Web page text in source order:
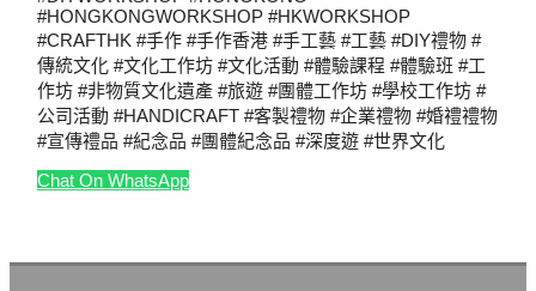
#HONGKONGWORKSHOP #HKWORKSHOP
#CRAFTHK #手作 #手作香港 #手工藝 #工藝 #DIY禮物 #
傳統文化 #文化工作坊 #文化活動 #體驗課程 #體驗班 #工
作坊 #非物質文化遺產 #旅遊 #團體工作坊 #學校工作坊 #
公司活動 #HANDICRAFT #客製禮物 #企業禮物 #婚禮禮物
#宣傳禮品 #紀念品 #團體紀念品 #深度遊 #世界文化
Chat On WhatsApp